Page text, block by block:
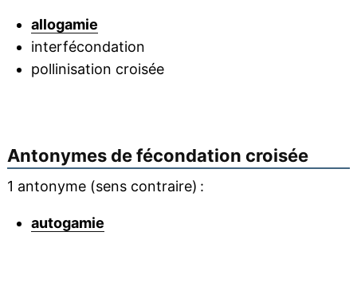
allogamie
interfécondation
pollinisation croisée
Antonymes defécondation croisée
1 antonyme (sens contraire) :
autogamie